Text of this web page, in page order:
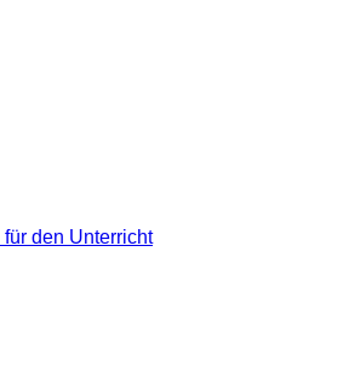
den Unterricht